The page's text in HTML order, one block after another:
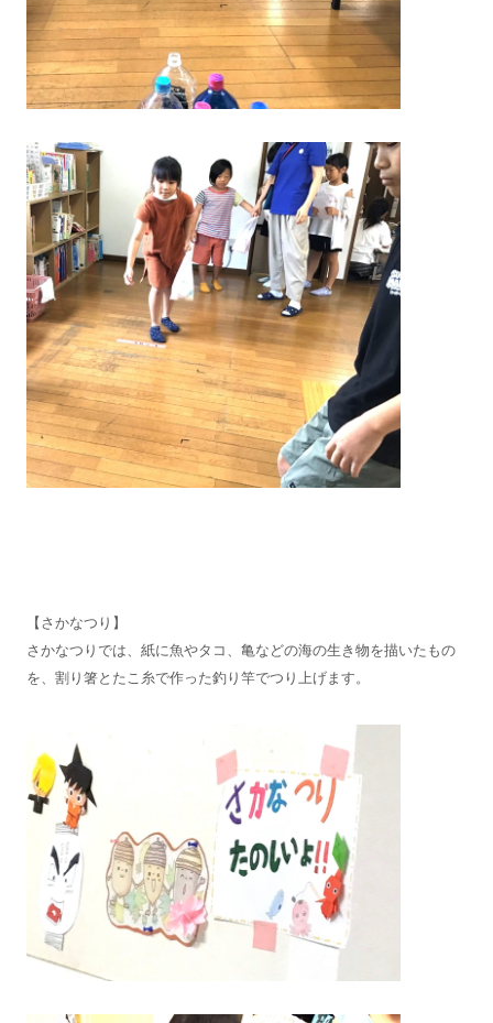
【さかなつり】
さかなつりでは、紙に魚やタコ、亀などの海の生き物を描いたもの
を、割り箸とたこ糸で作った釣り竿でつり上げます。